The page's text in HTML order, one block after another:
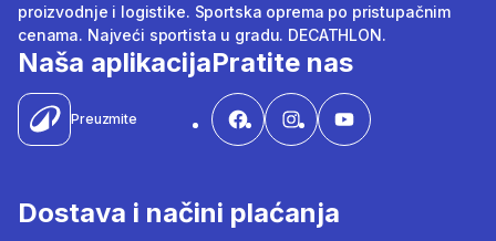
proizvodnje i logistike. Sportska oprema po pristupačnim
cenama. Najveći sportista u gradu. DECATHLON.
Naša aplikacija
Preuzmite
Pratite nas
Dostava i načini plaćanja